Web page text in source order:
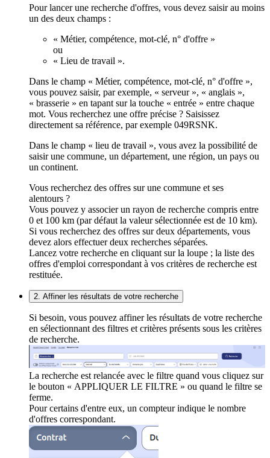
Pour lancer une recherche d'offres, vous devez saisir au moins
un des deux champs :
« Métier, compétence, mot-clé, n° d'offre »
ou
« Lieu de travail ».
Dans le champ « Métier, compétence, mot-clé, n° d'offre »,
vous pouvez saisir, par exemple, « serveur », « anglais »,
« brasserie » en tapant sur la touche « entrée » entre chaque
mot. Vous recherchez une offre précise ? Saisissez
directement sa référence, par exemple 049RSNK.
Dans le champ « lieu de travail », vous avez la possibilité de
saisir une commune, un département, une région, un pays ou
un continent.
Vous recherchez des offres sur une commune et ses
alentours ?
Vous pouvez y associer un rayon de recherche compris entre
0 et 100 km (par défaut la valeur sélectionnée est de 10 km).
Si vous recherchez des offres sur deux départements, vous
devez alors effectuer deux recherches séparées.
Lancez votre recherche en cliquant sur la loupe ; la liste des
offres d'emploi correspondant à vos critères de recherche est
restituée.
2. Affiner les résultats de votre recherche
Si besoin, vous pouvez affiner les résultats de votre recherche
en sélectionnant des filtres et critères présents sous les critères
de recherche.
La recherche est relancée avec le filtre quand vous cliquez sur
le bouton « APPLIQUER LE FILTRE » ou quand le filtre se
ferme.
Pour certains d'entre eux, un compteur indique le nombre
d'offres correspondant.